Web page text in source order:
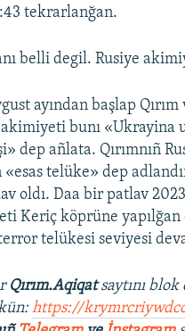
tekrarlanğan.
belli degil. Rusiye
ayından başlap
bunı «Ukrayina
dep añlata. Qırımnıñ
telüke» dep
oldı. Daa bir patlav
Keriç köprüne
telükesi seviyesi
Qırım.Aqiqatsaytını
https://